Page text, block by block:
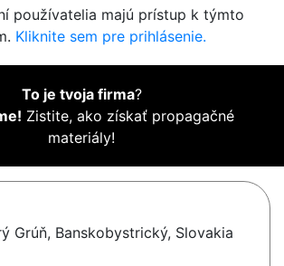
používatelia majú prístup k týmto
Kliknite sem pre prihlásenie.
To je tvoja firma?
Zistite, ako získať propagačné
materiály!
Grúň, Banskobystrický, Slovakia